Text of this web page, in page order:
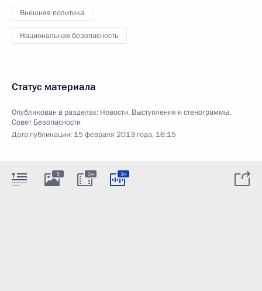
Внешняя политика
Национальная безопасность
Статус материала
Опубликован в разделах: Новости, Выступления и стенограммы,
Совет Безопасности
Дата публикации: 15 февраля 2013 года, 16:15
5 3м 3м